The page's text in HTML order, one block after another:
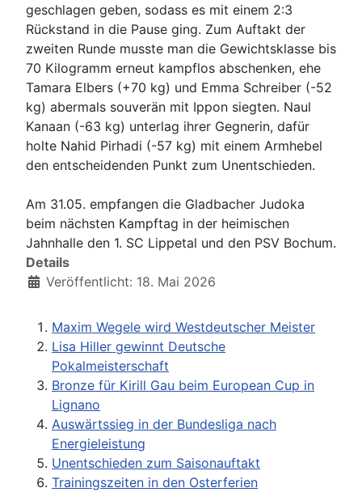
geschlagen geben, sodass es mit einem 2:3
Rückstand in die Pause ging. Zum Auftakt der
zweiten Runde musste man die Gewichtsklasse bis
70 Kilogramm erneut kampflos abschenken, ehe
Tamara Elbers (+70 kg) und Emma Schreiber (-52
kg) abermals souverän mit Ippon siegten. Naul
Kanaan (-63 kg) unterlag ihrer Gegnerin, dafür
holte Nahid Pirhadi (-57 kg) mit einem Armhebel
den entscheidenden Punkt zum Unentschieden.
Am 31.05. empfangen die Gladbacher Judoka
beim nächsten Kampftag in der heimischen
Jahnhalle den 1. SC Lippetal und den PSV Bochum.
Details
Veröffentlicht: 18. Mai 2026
Maxim Wegele wird Westdeutscher Meister
Lisa Hiller gewinnt Deutsche
Pokalmeisterschaft
Bronze für Kirill Gau beim European Cup in
Lignano
Auswärtssieg in der Bundesliga nach
Energieleistung
Unentschieden zum Saisonauftakt
Trainingszeiten in den Osterferien